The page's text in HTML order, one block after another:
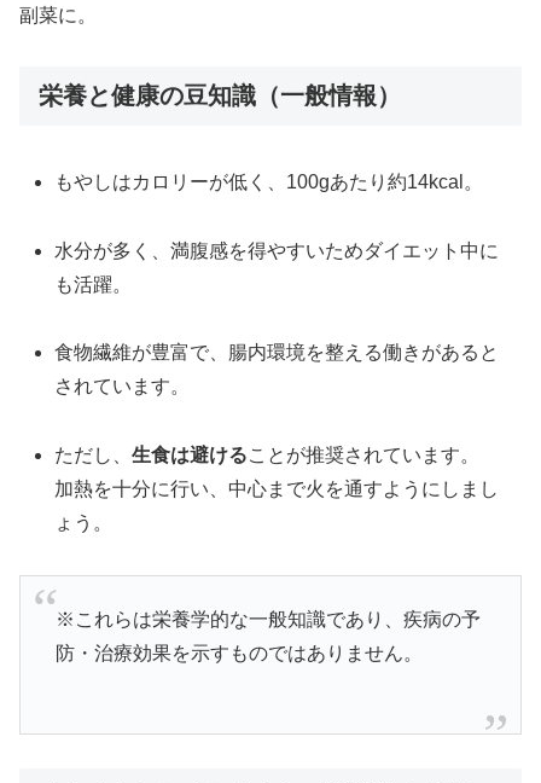
副菜に。
栄養と健康の豆知識（一般情報）
もやしはカロリーが低く、100gあたり約14kcal。
水分が多く、満腹感を得やすいためダイエット中に
も活躍。
食物繊維が豊富で、腸内環境を整える働きがあると
されています。
ただし、生食は避けることが推奨されています。
加熱を十分に行い、中心まで火を通すようにしまし
ょう。
※これらは栄養学的な一般知識であり、疾病の予
防・治療効果を示すものではありません。